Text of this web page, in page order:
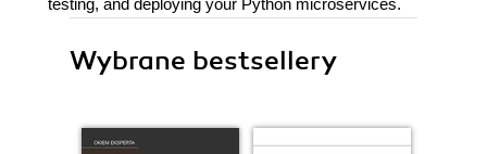
testing, and deploying your Python microservices.
Wybrane bestsellery